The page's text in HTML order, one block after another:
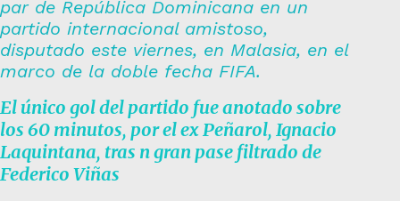
par de República Dominicana en un
partido internacional amistoso,
disputado este viernes, en Malasia, en el
marco de la doble fecha FIFA.
El único gol del partido fue anotado sobre
los 60 minutos, por el ex Peñarol, Ignacio
Laquintana, tras n gran pase filtrado de
Federico Viñas